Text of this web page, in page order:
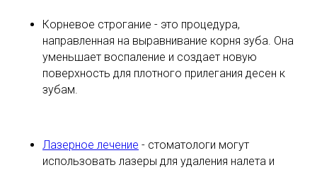
Корневое строгание - это процедура,
направленная на выравнивание корня зуба. Она
уменьшает воспаление и создает новую
поверхность для плотного прилегания десен к
зубам.
Лазерное лечение - стоматологи могут
использовать лазеры для удаления налета и